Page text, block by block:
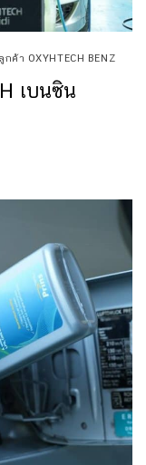
ลูกค้า OXYHTECH BENZ
เบนซิน